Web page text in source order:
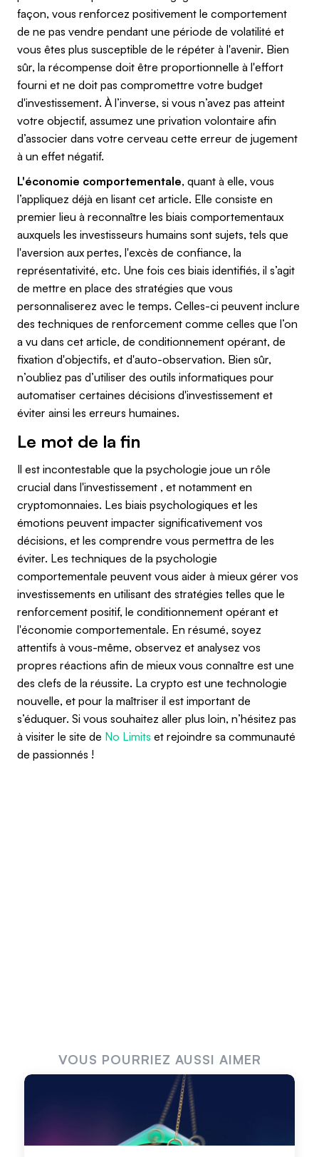
façon, vous renforcez positivement le comportement
de ne pas vendre pendant une période de volatilité et
vous êtes plus susceptible de le répéter à l'avenir. Bien
sûr, la récompense doit être proportionnelle à l'effort
fourni et ne doit pas compromettre votre budget
d'investissement. À l’inverse, si vous n’avez pas atteint
votre objectif, assumez une privation volontaire afin
d’associer dans votre cerveau cette erreur de jugement
à un effet négatif.
L'économie comportementale, quant à elle, vous
l’appliquez déjà en lisant cet article. Elle consiste en
premier lieu à reconnaître les biais comportementaux
auxquels les investisseurs humains sont sujets, tels que
l'aversion aux pertes, l'excès de confiance, la
représentativité, etc. Une fois ces biais identifiés, il s’agit
de mettre en place des stratégies que vous
personnaliserez avec le temps. Celles-ci peuvent inclure
des techniques de renforcement comme celles que l’on
a vu dans cet article, de conditionnement opérant, de
fixation d'objectifs, et d'auto-observation. Bien sûr,
n’oubliez pas d’utiliser des outils informatiques pour
automatiser certaines décisions d'investissement et
éviter ainsi les erreurs humaines.
Le mot de la fin
Il est incontestable que la psychologie joue un rôle
crucial dans l'investissement , et notamment en
cryptomonnaies. Les biais psychologiques et les
émotions peuvent impacter significativement vos
décisions, et les comprendre vous permettra de les
éviter. Les techniques de la psychologie
comportementale peuvent vous aider à mieux gérer vos
investissements en utilisant des stratégies telles que le
renforcement positif, le conditionnement opérant et
l'économie comportementale. En résumé, soyez
attentifs à vous-même, observez et analysez vos
propres réactions afin de mieux vous connaître est une
des clefs de la réussite. La crypto est une technologie
nouvelle, et pour la maîtriser il est important de
s’éduquer. Si vous souhaitez aller plus loin, n’hésitez pas
à visiter le site de No Limits et rejoindre sa communauté
de passionnés !
VOUS POURRIEZ AUSSI AIMER